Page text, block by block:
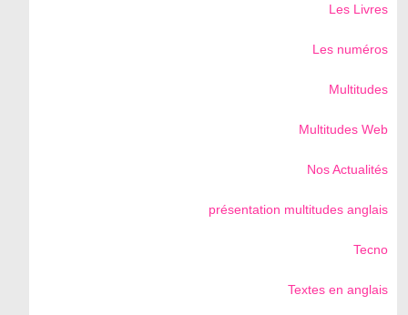
Les Livres
Les numéros
Multitudes
Multitudes Web
Nos Actualités
présentation multitudes anglais
Tecno
Textes en anglais